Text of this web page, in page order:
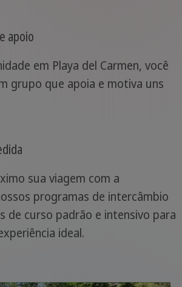
apoio
em Playa del Carmen, você
grupo que apoia e motiva uns
sua viagem com a
programas de intercâmbio
de curso padrão e intensivo para
ideal.